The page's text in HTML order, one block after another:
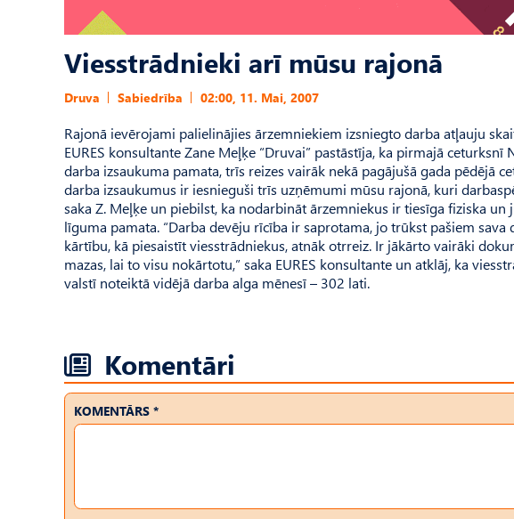
Viesstrādnieki arī mūsu rajonā
Druva Sabiedrība 02:00, 11. Mai, 2007
Rajonā ievērojami palielinājies ārzemniekiem izsniegto darba atļauju
EURES konsultante Zane Meļķe “Druvai” pastāstīja, ka pirmajā
darba izsaukuma pamata, trīs reizes vairāk nekā pagājušā gada pēdējā
darba izsaukumus ir iesnieguši trīs uzņēmumi mūsu rajonā, kuri
saka Z. Meļķe un piebilst, ka nodarbināt ārzemniekus ir tiesīga fiziska
līguma pamata. “Darba devēju rīcība ir saprotama, jo trūkst pašiem sava
kārtību, kā piesaistīt viesstrādniekus, atnāk otrreiz. Ir jākārto vairāki
mazas, lai to visu nokārtotu,” saka EURES konsultante un atklāj, ka
valstī noteiktā vidējā darba alga mēnesī – 302 lati.
Komentāri
KOMENTĀRS *